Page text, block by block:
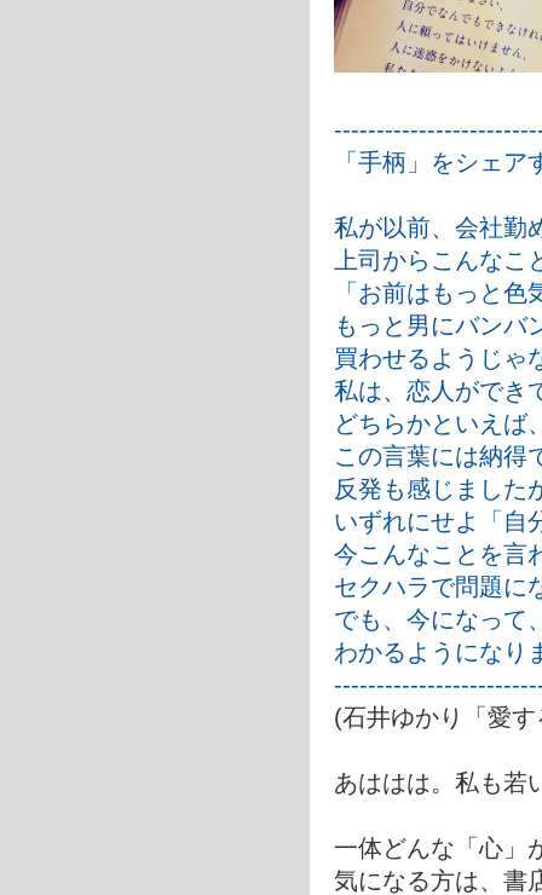
「手柄」をシェア
私が以前、会社勤
上司からこんな
「お前はもっと
もっと男にバンバ
買わせるようじゃ
私は、恋人ができ
どちらかといえば
この言葉には納得
反発も感じました
いずれにせよ「自
今こんなことを言
セクハラで問題に
でも、今になって
わかるようになり
(石井ゆかり「愛
あははは。私も若
一体どんな「心
気になる方は、書